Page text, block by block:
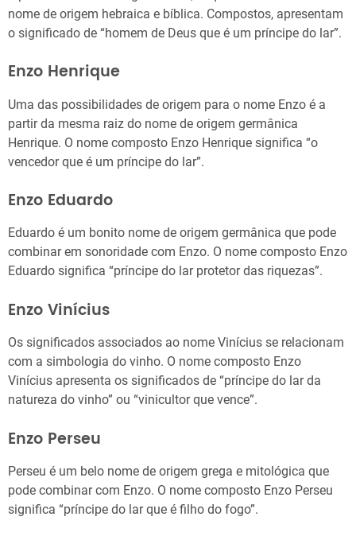
nome de origem hebraica e bíblica. Compostos, apresentam
o significado de “homem de Deus que é um príncipe do lar”.
Enzo Henrique
Uma das possibilidades de origem para o nome Enzo é a
partir da mesma raiz do nome de origem germânica
Henrique. O nome composto Enzo Henrique significa “o
vencedor que é um príncipe do lar”.
Enzo Eduardo
Eduardo é um bonito nome de origem germânica que pode
combinar em sonoridade com Enzo. O nome composto Enzo
Eduardo significa “príncipe do lar protetor das riquezas”.
Enzo Vinícius
Os significados associados ao nome Vinícius se relacionam
com a simbologia do vinho. O nome composto Enzo
Vinícius apresenta os significados de “príncipe do lar da
natureza do vinho” ou “vinicultor que vence”.
Enzo Perseu
Perseu é um belo nome de origem grega e mitológica que
pode combinar com Enzo. O nome composto Enzo Perseu
significa “príncipe do lar que é filho do fogo”.